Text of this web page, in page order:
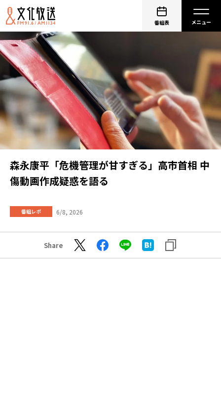
番組表
森永康平「危機管理が甘すぎる」高市首相 中
傷動画作成疑惑を語る
番組レポ 6/8, 2026
Share